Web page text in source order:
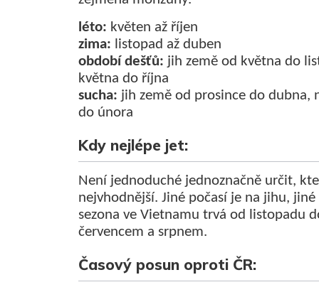
léto: květen až říjen
zima: listopad až duben
období dešťů: jih země od května do
května do října
sucha: jih země od prosince do dubna,
do února
Kdy nejlépe jet:
Není jednoduché jednoznačně určit,
nejvhodnější. Jiné počasí je na jihu, jiné
sezona ve Vietnamu trvá od listopadu
červencem a srpnem.
Časový posun oproti ČR: